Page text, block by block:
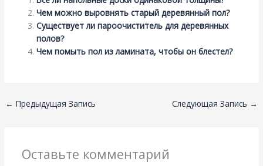
Чем можно выровнять старый деревянный пол?
Существует ли пароочиститель для деревянных
полов?
Чем помыть пол из ламината, чтобы он блестел?
← Предыдущая Запись Следующая Запись →
Оставьте комментарий